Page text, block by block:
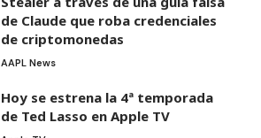
de Claude que roba credenciales
de criptomonedas
AAPL News
Hoy se estrena la 4ª temporada
de Ted Lasso en Apple TV